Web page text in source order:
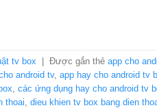
tv box Được gắn thẻ app cho
android tv, app hay cho android tv
, các ứng dụng hay cho android tv
thoai, dieu khien tv box bang dien